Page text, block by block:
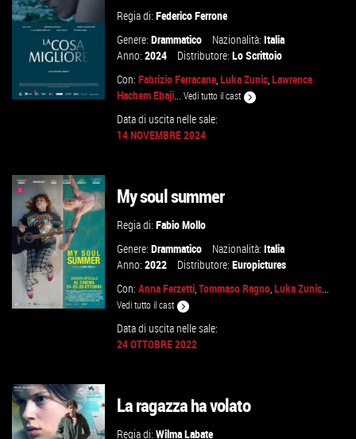
VAI ALLA SCHEDA
Regia di:Federico Ferrone
Genere:Drammatico Nazionalità:Italia
Anno:2024 Distributore:Lo Scrittoio
Con:Fabrizio Ferracane,Luka Zunic,Lawrence
Hachem Ebaji...Vedi tutto il cast
Data di uscita nelle sale:
14 NOVEMBRE 2024
VAI ALLA SCHEDA
My soul summer
Regia di:Fabio Mollo
Genere:Drammatico Nazionalità:Italia
Anno:2022 Distributore:Europictures
Con:Anna Ferzetti,Tommaso Ragno,Luka Zunic...
Vedi tutto il cast
Data di uscita nelle sale:
24 OTTOBRE 2022
La ragazza ha volato
Regia di:Wilma Labate